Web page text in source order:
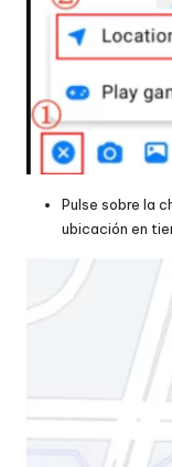
Pulse sobre la
ubicación en